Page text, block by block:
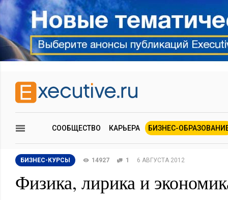
СООБЩЕСТВО КАРЬЕРА БИЗНЕС-
БИЗНЕС-КУРСЫ 14927 1 6 АВГУСТА 2012
Физика, лирика и